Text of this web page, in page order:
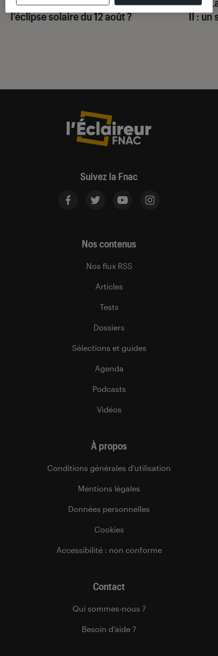
l’éclipse solaire du 12 août ?
II : un
Suivez la Fnac
Nos contenus
Nos flux RSS
Articles
Tests
Dossiers
Sélections et guides
Agenda
Podcasts
Vidéos
À propos
Conditions générales d’utilisation
Mentions légales
Données personnelles
Cookies
Accessibilité : non conforme
Contact
Qui sommes-nous ?
Besoin d’aide ?